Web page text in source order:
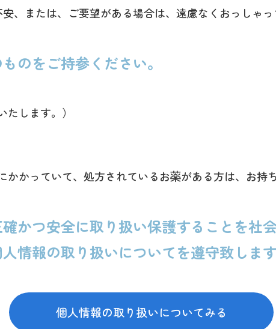
、または、ご要望がある場合は、遠慮なくおっしゃっ
のをご持参ください。
します。）
かっていて、処方されているお薬がある方は、お持ち
かつ安全に取り扱い保護することを社
情報の取り扱いについてを遵守致します
個人情報の取り扱いについてみる